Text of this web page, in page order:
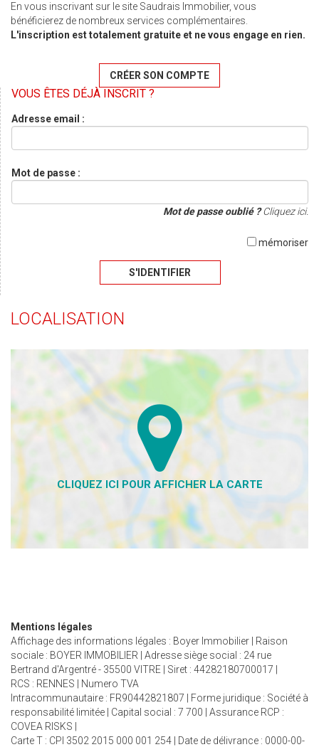
En vous inscrivant sur le site Saudrais Immobilier, vous
bénéficierez de nombreux services complémentaires.
L'inscription est totalement gratuite et ne vous engage en rien.
CRÉER SON COMPTE
VOUS ÊTES DÉJÀ INSCRIT ?
Adresse email :
Mot de passe :
Mot de passe oublié ?Cliquez ici.
mémoriser
S'IDENTIFIER
LOCALISATION
Mentions légales
Affichage des informations légales : Boyer Immobilier | Raison
sociale : BOYER IMMOBILIER | Adresse siège social : 24 rue
Bertrand d'Argentré - 35500 VITRE | Siret : 44282180700017 |
RCS : RENNES | Numero TVA
Intracommunautaire : FR90442821807 | Forme juridique : Société à
responsabilité limitée | Capital social : 7 700 | Assurance RCP :
COVEA RISKS |
Carte T : CPI 3502 2015 000 001 254 | Date de délivrance : 0000-00-